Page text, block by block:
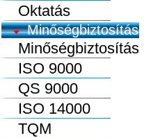
Oktatás
Minőségbiztosítás
Minőségbiztosítás
ISO 9000
QS 9000
ISO 14000
TQM